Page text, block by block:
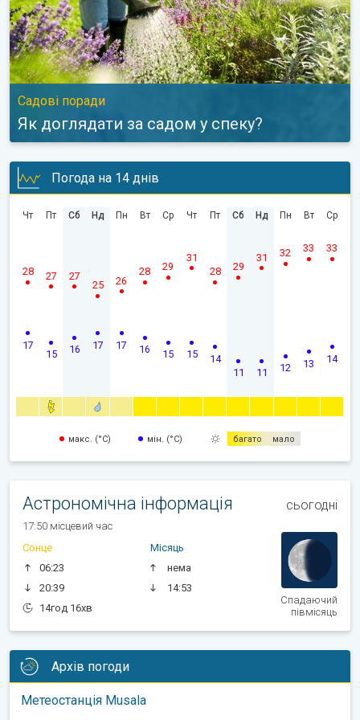
Садові поради
Як доглядати за садом у спеку?
Погода на 14 днів
Чт
17
28
Пт
15
27
Сб
16
27
Нд
17
25
Пн
17
26
Вт
16
28
Ср
15
29
Чт
15
31
Пт
14
28
Сб
11
29
Нд
11
31
Пн
12
32
Вт
13
33
Ср
14
33
макс. (°C) мін. (°C) багато мало
Астрономічна інформація сьогодні
17:50 місцевий час
Сонце
06:23
20:39
14год 16хв
Місяць
нема
14:53
Спадаючий
півмісяць
Архів погоди
Метеостанція Musala